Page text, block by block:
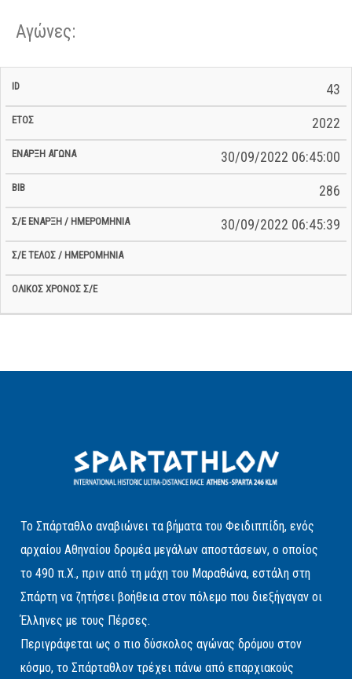
Αγώνες:
Αγώνα
Ημερομηνία
43
2022
30/09/2022 06:45:00
286
30/09/2022 06:45:39
Το Σπάρταθλο αναβιώνει τα βήματα του Φειδιππίδη, ενός
αρχαίου Αθηναίου δρομέα μεγάλων αποστάσεων, ο οποίος
το 490 π.Χ., πριν από τη μάχη του Μαραθώνα, εστάλη στη
Σπάρτη να ζητήσει βοήθεια στον πόλεμο που διεξήγαγαν οι
Έλληνες με τους Πέρσες.
Περιγράφεται ως ο πιο δύσκολος αγώνας δρόμου στον
κόσμο, το Σπάρταθλον τρέχει πάνω από επαρχιακούς